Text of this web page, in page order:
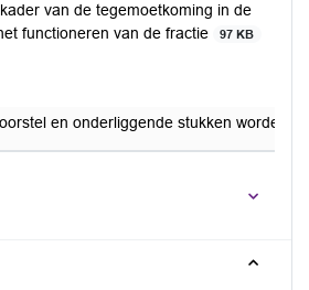
van de tegemoetkoming in de
functioneren van de fractie
97 KB
en onderliggende stukken worden